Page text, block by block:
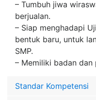
– Tumbuh jiwa
berjualan.
– Siap menghadapi
bentuk baru, untuk
SMP.
– Memiliki badan dan
Standar Kompetensi